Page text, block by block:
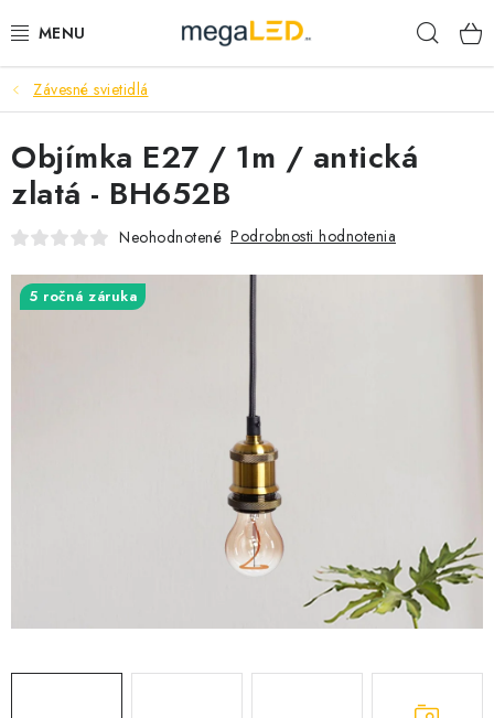
na
PRIEMYSEL
SVIETIDLÁ
ŽIAROVKY A TRUBICE
SEZÓNNE VÝPREDAJE POĽNOPOTREBY
OBCHODNÉ PODMIENKY
Závesné svietidlá
Objímka E27 / 1m / antická
zlatá - BH652B
Neohodnotené Podrobnosti hodnotenia
5 ročná záruka